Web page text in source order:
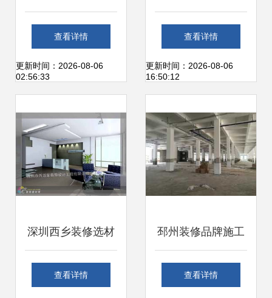
的装修材料清单丨
存好,日后必定有用
查看详情
更新时间：2026-08-06
02:56:33
前十强
查看详情
更新时间：2026-08-06
16:50:12
深圳西乡装修选材
指南 兴万家建材市
查看详情
邳州装修品牌施工
与食品厂装潢报价
查看详情